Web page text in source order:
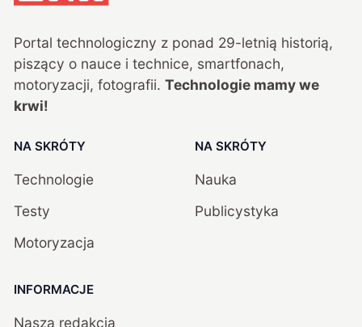
Portal technologiczny z ponad 29-letnią historią,
piszący o nauce i technice, smartfonach,
motoryzacji, fotografii. Technologie mamy we
krwi!
NA SKRÓTY
Technologie
Testy
Motoryzacja
NA SKRÓTY
Nauka
Publicystyka
INFORMACJE
Nasza redakcja